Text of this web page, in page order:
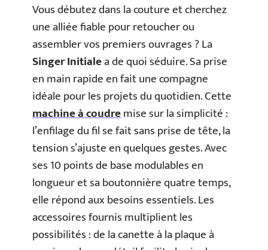
Vous débutez dans la couture et cherchez
une alliée fiable pour retoucher ou
assembler vos premiers ouvrages ? La
Singer Initialea de quoi séduire. Sa prise
en main rapide en fait une compagne
idéale pour les projets du quotidien. Cette
machine à coudremise sur la simplicité :
l’enfilage du fil se fait sans prise de tête, la
tension s’ajuste en quelques gestes. Avec
ses 10 points de base modulables en
longueur et sa boutonnière quatre temps,
elle répond aux besoins essentiels. Les
accessoires fournis multiplient les
possibilités : de la canette à la plaque à